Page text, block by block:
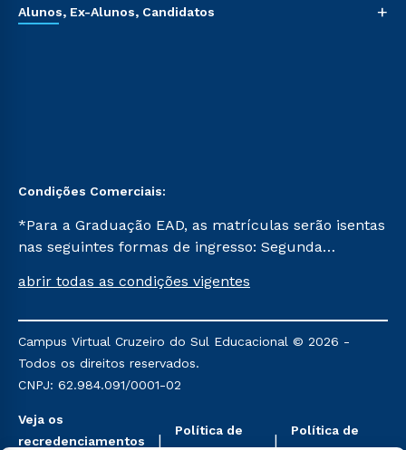
Alunos, Ex-Alunos, Candidatos +
Condições Comerciais:
*Para a Graduação EAD, as matrículas serão isentas
nas seguintes formas de ingresso: Segunda
Já para as demais, a taxa de matrícula será de R$
mencionadas são referentes aos cursos: Ensino
Religioso, Geografia para a Docência e Metodologia
do Ensino de História: Questões Atuais.
abrir todas as condições vigentes
Campus Virtual Cruzeiro do Sul Educacional © 2026 -
Todos os direitos reservados.
CNPJ: 62.984.091/0001-02
Veja os
recredenciamentos
Política de
Política de